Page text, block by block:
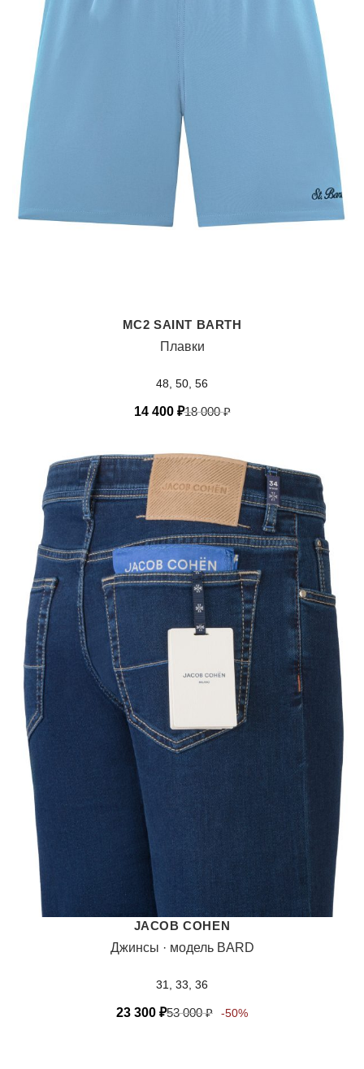
MC2 SAINT BARTH
Плавки
48, 50, 56
14 400 ₽18 000₽
JACOB COHEN
Джинсы · модель BARD
31, 33, 36
23 300 ₽53 000₽ -50%